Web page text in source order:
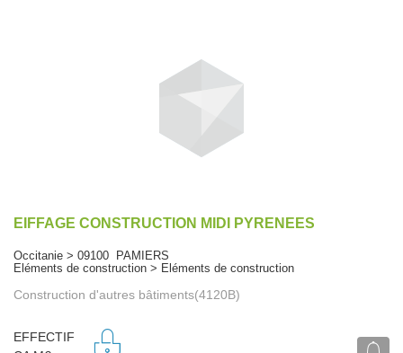
EIFFAGE CONSTRUCTION MIDI PYRENEES
Occitanie > 09100 PAMIERS
Eléments de construction > Eléments de construction
Construction d'autres bâtiments(4120B)
EFFECTIF